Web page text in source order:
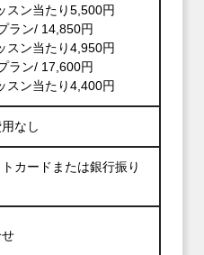
スン当たり5,500円
ラン/ 14,850円
スン当たり4,950円
ラン/ 17,600円
スン当たり4,400円
なし
カードまたは銀行振り